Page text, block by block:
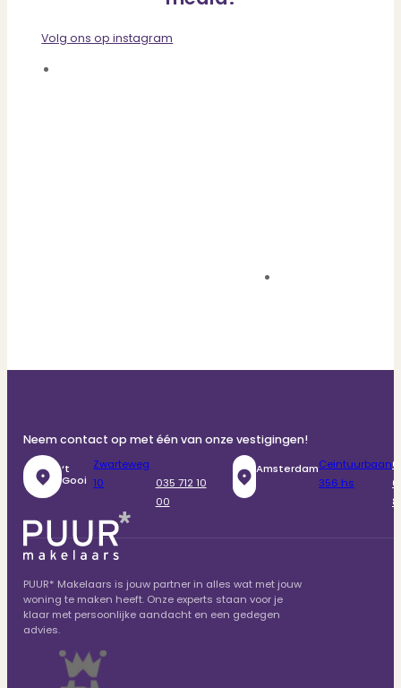
Volg ons op instagram
Neem contact op met één van onze vestigingen!
‘t
Gooi
Zwarteweg
10
035 712 10
00
AmsterdamCeintuurbaan
356 hs
PUUR* Makelaars is jouw partner in alles wat met jouw
woning te maken heeft. Onze experts staan voor je
klaar met persoonlijke aandacht en een gedegen
advies.